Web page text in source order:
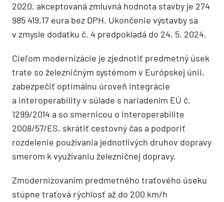
2020, akceptovaná zmluvná hodnota stavby je 274
985 419,17 eura bez DPH. Ukončenie výstavby sa
v zmysle dodatku č. 4 predpokladá do 24. 5. 2024.
Cieľom modernizácie je zjednotiť predmetný úsek
trate so železničným systémom v Európskej únii,
zabezpečiť optimálnu úroveň integrácie
a interoperability v súlade s nariadením EÚ č.
1299/2014 a so smernicou o interoperabilite
2008/57/ES, skrátiť cestovný čas a podporiť
rozdelenie používania jednotlivých druhov dopravy
smerom k využívaniu železničnej dopravy.
Zmodernizovaním predmetného traťového úseku
stúpne traťová rýchlosť až do 200 km/h